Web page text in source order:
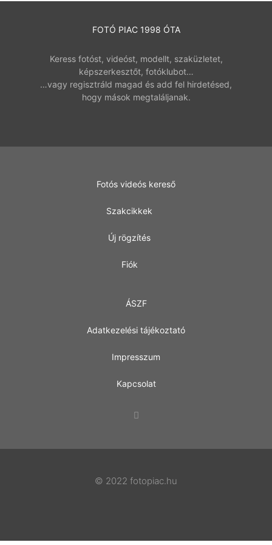
FOTÓ PIAC 1998 ÓTA
Keress fotóst, videóst, modellt, szaküzletet,
képszerkesztőt, fotóklubot…
…vagy regisztráld magad és add fel hirdetésed,
hogy mások megtaláljanak.
Fotós videós kereső
Szakcikkek
Új rögzítés
Fiók
ÁSZF
Adatkezelési tájékoztató
Impresszum
Kapcsolat
© 2022 fotopiac.hu